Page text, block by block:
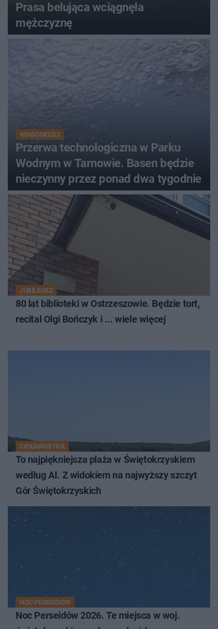
Prasa belująca wciągnęła
mężczyznę
WIADOMOŚCI
Przerwa technologiczna w Parku
Wodnym w Tarnowie. Basen będzie
nieczynny przez ponad dwa tygodnie
JUBILEUSZ
80 lat biblioteki w Ostrzeszowie. Będzie tort,
recital Olgi Bończyk i ... wiele więcej
CIEKAWOSTKA
To najpiękniejsza plaża w Świętokrzyskiem
według AI. Z widokiem na najwyższy szczyt
Gór Świętokrzyskich
NOC PERSEIDÓW
Noc Perseidów 2026. Te miejsca w woj.